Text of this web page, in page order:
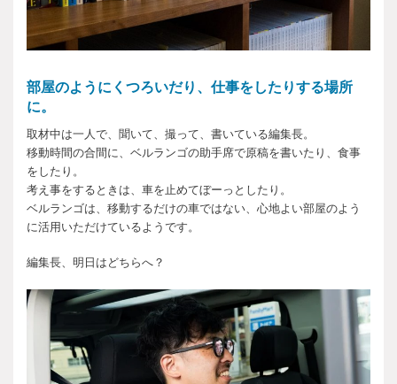
部屋のようにくつろいだり、仕事をしたりする場所
に。
取材中は一人で、聞いて、撮って、書いている編集長。
移動時間の合間に、ベルランゴの助手席で原稿を書いたり、食事
をしたり。
考え事をするときは、車を止めてぼーっとしたり。
ベルランゴは、移動するだけの車ではない、心地よい部屋のよう
に活用いただけているようです。
編集長、明日はどちらへ？